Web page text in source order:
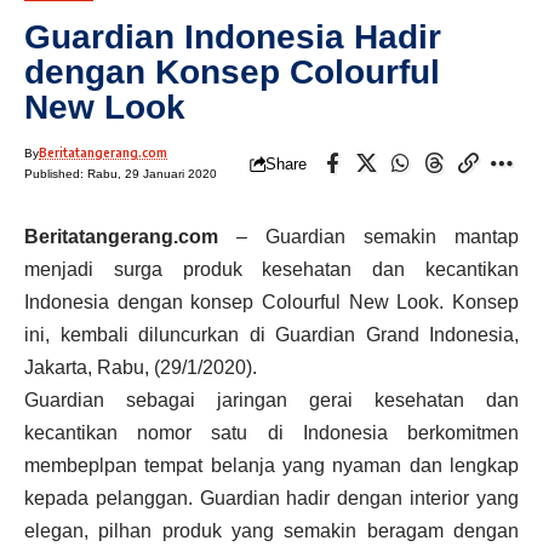
Guardian Indonesia Hadir
dengan Konsep Colourful
New Look
ByBeritatangerang.com
Published: Rabu, 29 Januari 2020
Share
Beritatangerang.com – Guardian semakin mantap
menjadi surga produk kesehatan dan kecantikan
Indonesia dengan konsep Colourful New Look. Konsep
ini, kembali diluncurkan di Guardian Grand Indonesia,
Jakarta, Rabu, (29/1/2020).
Guardian sebagai jaringan gerai kesehatan dan
kecantikan nomor satu di Indonesia berkomitmen
membeplpan tempat belanja yang nyaman dan lengkap
kepada pelanggan. Guardian hadir dengan interior yang
elegan, pilhan produk yang semakin beragam dengan